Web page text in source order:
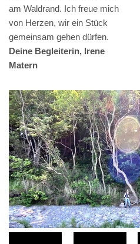
am Waldrand. Ich freue mich
von Herzen, wir ein Stück
gemeinsam gehen dürfen.
Deine Begleiterin, Irene
Matern